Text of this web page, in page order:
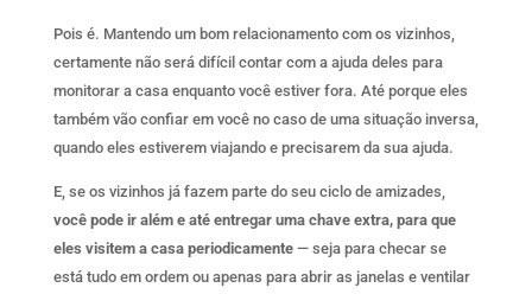
Pois é. Mantendo um bom relacionamento com os vizinhos,
certamente não será difícil contar com a ajuda deles para
monitorar a casa enquanto você estiver fora. Até porque eles
também vão confiar em você no caso de uma situação inversa,
quando eles estiverem viajando e precisarem da sua ajuda.
E, se os vizinhos já fazem parte do seu ciclo de amizades,
você pode ir além e até entregar uma chave extra, para que
eles visitem a casa periodicamente— seja para checar se
está tudo em ordem ou apenas para abrir as janelas e ventilar